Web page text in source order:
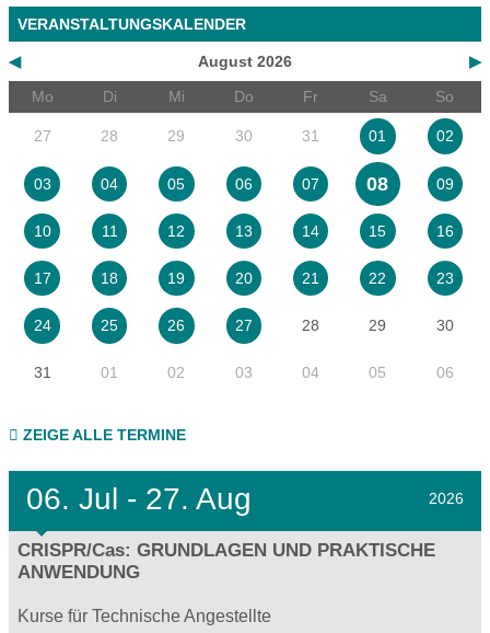
VERANSTALTUNGSKALENDER
◀ ▶
August 2026
Mo
Di Mi Do Fr Sa So
27 28 29 30 31 01 02
03 04 05 06 07 08 09
10 11 12 13 14 15 16
17 18 19 20 21 22 23
24 25 26 27 28 29 30
31 01 02 03 04 05 06
ZEIGE ALLE TERMINE
06. Jul - 27. Aug 2026
CRISPR/Cas: GRUNDLAGEN UND PRAKTISCHE
ANWENDUNG
Kurse für Technische Angestellte